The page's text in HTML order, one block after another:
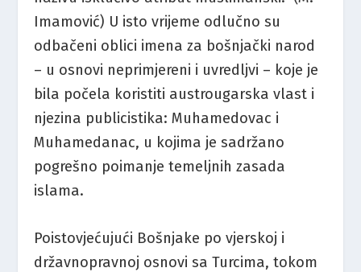
Imamović) U isto vrijeme odlučno su
odbačeni oblici imena za bošnjački narod
– u osnovi neprimjereni i uvredljvi – koje je
bila počela koristiti austrougarska vlast i
njezina publicistika: Muhamedovac i
Muhamedanac, u kojima je sadržano
pogrešno poimanje temeljnih zasada
islama.
Poistovjećujući Bošnjake po vjerskoj i
državnopravnoj osnovi sa Turcima, tokom